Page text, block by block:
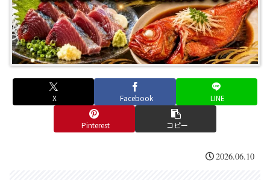
X Facebook LINE
Pinterest コピー
2026.06.10